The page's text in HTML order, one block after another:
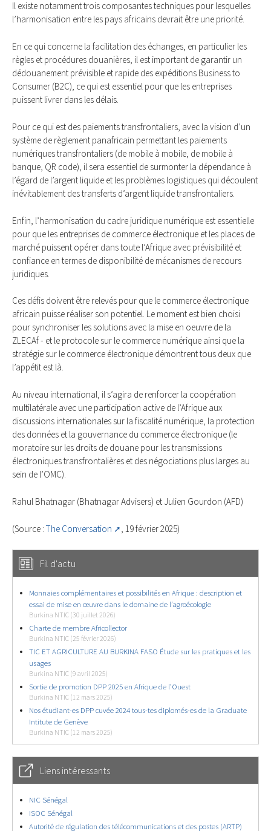
Il existe notamment trois composantes techniques pour lesquelles
l’harmonisation entre les pays africains devrait être une priorité.
En ce qui concerne la facilitation des échanges, en particulier les
règles et procédures douanières, il est important de garantir un
dédouanement prévisible et rapide des expéditions Business to
Consumer (B2C), ce qui est essentiel pour que les entreprises
puissent livrer dans les délais.
Pour ce qui est des paiements transfrontaliers, avec la vision d’un
système de règlement panafricain permettant les paiements
numériques transfrontaliers (de mobile à mobile, de mobile à
banque, QR code), il sera essentiel de surmonter la dépendance à
l’égard de l’argent liquide et les problèmes logistiques qui découlent
inévitablement des transferts d’argent liquide transfrontaliers.
Enfin, l’harmonisation du cadre juridique numérique est essentielle
pour que les entreprises de commerce électronique et les places de
marché puissent opérer dans toute l’Afrique avec prévisibilité et
confiance en termes de disponibilité de mécanismes de recours
juridiques.
Ces défis doivent être relevés pour que le commerce électronique
africain puisse réaliser son potentiel. Le moment est bien choisi
pour synchroniser les solutions avec la mise en oeuvre de la
ZLECAf - et le protocole sur le commerce numérique ainsi que la
stratégie sur le commerce électronique démontrent tous deux que
l’appétit est là.
Au niveau international, il s’agira de renforcer la coopération
multilatérale avec une participation active de l’Afrique aux
discussions internationales sur la fiscalité numérique, la protection
des données et la gouvernance du commerce électronique (le
moratoire sur les droits de douane pour les transmissions
électroniques transfrontalières et des négociations plus larges au
sein de l’OMC).
Rahul Bhatnagar (Bhatnagar Advisers) et Julien Gourdon (AFD)
(Source : The Conversation , 19 février 2025)
Fil d'actu
Monnaies complémentaires et possibilités en Afrique : description et
essai de mise en œuvre dans le domaine de l’agroécologie
Burkina NTIC (30 juillet 2026)
Charte de membre Africollector
Burkina NTIC (25 février 2026)
TIC ET AGRICULTURE AU BURKINA FASO Étude sur les pratiques et les
usages
Burkina NTIC (9 avril 2025)
Sortie de promotion DPP 2025 en Afrique de l’Ouest
Burkina NTIC (12 mars 2025)
Nos étudiant-es DPP cuvée 2024 tous-tes diplomés-es de la Graduate
Intitute de Genève
Burkina NTIC (12 mars 2025)
Liens intéressants
NIC Sénégal
ISOC Sénégal
Autorité de régulation des télécommunications et des postes (ARTP)